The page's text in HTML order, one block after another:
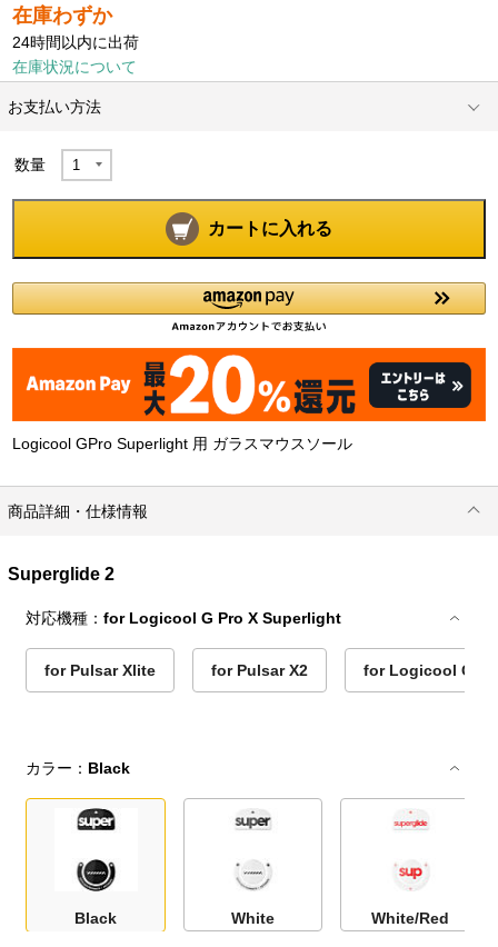
在庫わずか
24時間以内に出荷
在庫状況について
お支払い方法
数量
カートに入れる
Logicool GPro Superlight 用 ガラスマウスソール
商品詳細・仕様情報
Superglide 2
対応機種：for Logicool G Pro X Superlight
for Pulsar Xlite for Pulsar X2 for Logicool G
カラー： Black
Black White White/Red